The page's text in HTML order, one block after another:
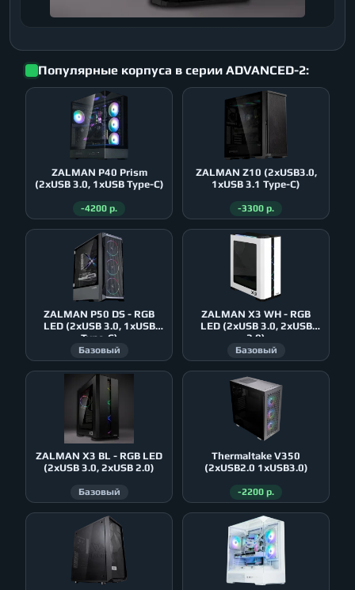
Популярные корпуса в серии ADVANCED-2:
ZALMAN P40 Prism
(2xUSB 3.0, 1xUSB Type-C)
-4200 р.
ZALMAN Z10 (2xUSB3.0,
1xUSB 3.1 Type-C)
-3300 р.
ZALMAN P50 DS - RGB
LED (2xUSB 3.0, 1xUSB
Type-C)
Базовый
ZALMAN X3 WH - RGB
LED (2xUSB 3.0, 2xUSB
2.0)
Базовый
ZALMAN X3 BL - RGB LED
(2xUSB 3.0, 2xUSB 2.0)
Базовый
Thermaltake V350
(2xUSB2.0 1xUSB3.0)
-2200 р.